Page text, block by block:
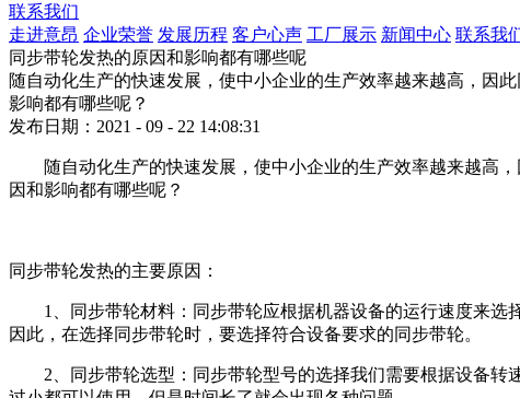
联系我们
走进意昂 企业荣誉 发展历程 客户心声 工厂展示 新闻中心 联系我
同步带轮发热的原因和影响都有哪些呢
随自动化生产的快速发展，使中小企业的生产效率越来越高，因
影响都有哪些呢？
发布日期：2021 - 09 - 22 14:08:31
随自动化生产的快速发展，使中小企业的生产效率越来越高
因和影响都有哪些呢？
同步带轮发热的主要原因：
1、同步带轮材料：同步带轮应根据机器设备的运行速度来
因此，在选择同步带轮时，要选择符合设备要求的同步带轮。
2、同步带轮选型：同步带轮型号的选择我们需要根据设备